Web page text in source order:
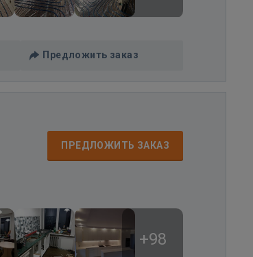
Предложить заказ
ПРЕДЛОЖИТЬ ЗАКАЗ
+98